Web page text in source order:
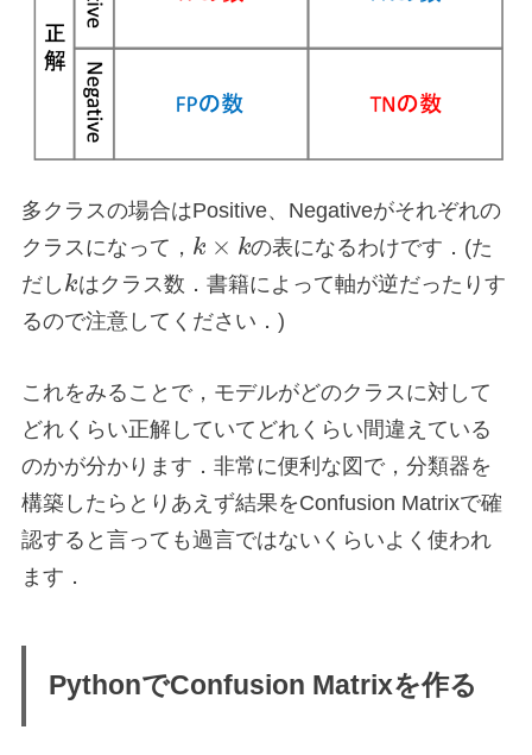
多クラスの場合はPositive、Negativeがそれぞれの
クラスになって， k × kの表になるわけです．(た
だし kはクラス数．書籍によって軸が逆だったりす
るので注意してください．)
これをみることで，モデルがどのクラスに対して
どれくらい正解していてどれくらい間違えている
のかが分かります．非常に便利な図で，分類器を
構築したらとりあえず結果をConfusion Matrixで確
認すると言っても過言ではないくらいよく使われ
ます．
PythonでConfusion Matrixを作る